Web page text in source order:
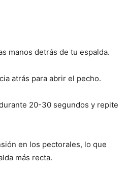
manos detrás de tu espalda.
atrás para abrir el pecho.
20-30 segundos y repite
en los pectorales, lo que
más recta.